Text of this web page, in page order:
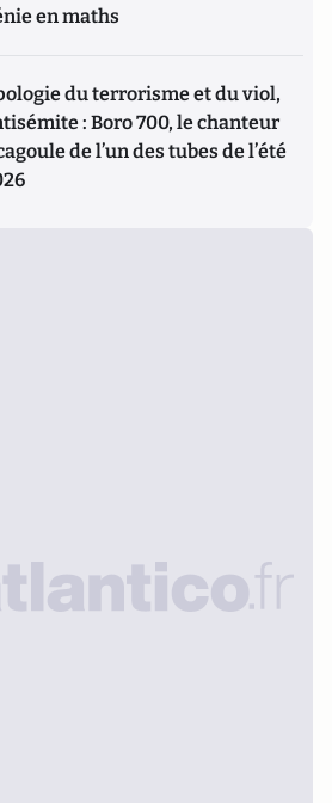
en maths
du terrorisme et du viol,
: Boro 700, le chanteur
de l’un des tubes de l’été